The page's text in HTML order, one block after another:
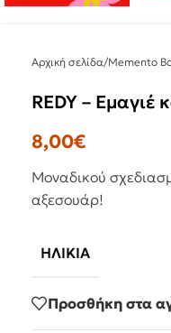
Αρχική σελίδα/Memento
REDY –
8,00€
Μοναδικού
αξεσουάρ!
ΗΛΙΚΊΑ
Προσθήκη στα